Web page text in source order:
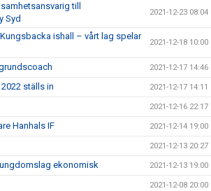
till
Syd
2021-12-23 08:04
ishall – vårt lag spelar
2021-12-18 10:00
2021-12-17 14:46
ställs in 2021-12-17 14:11
2021-12-16 22:17
Hanhals IF 2021-12-14 19:00
2021-12-13 20:27
ekonomisk 2021-12-13 19:00
2021-12-08 20:00